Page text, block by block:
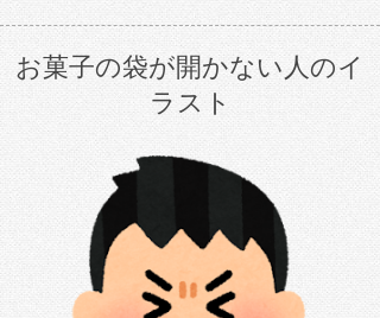
お菓子の袋が開かない人のイ
ラスト